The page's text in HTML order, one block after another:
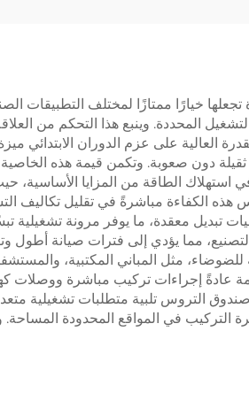
خيارًا ممتازًا لمختلف التطبيقات
المحددة. وينبع هذا التحكم من
العالية على عزم الدوران الابتدائي
دون صعوبة. وتكمن قيمة هذه
في استهلاك الطاقة من المزايا
الكفاءة مباشرةً في تقليل تكاليف
تبديل معقدة، ما يوفر مرونة
مما يؤدي إلى فترات صيانة
مثل المباني المكتبية،
إجراءات تركيب مباشرة ووصلات
التروس تلبية متطلبات تشغيلية
التركيب في المواقع المحدودة